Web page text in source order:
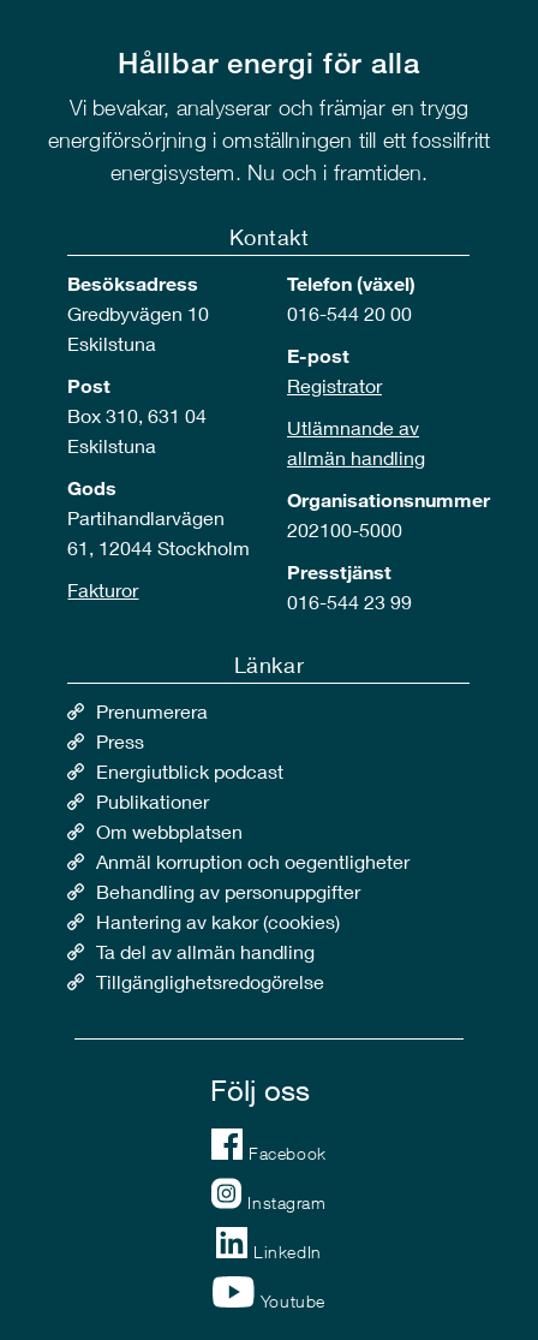
Hållbar energi för alla
Vi bevakar, analyserar och främjar en trygg
energiförsörjning i omställningen till ett fossilfritt
energisystem. Nu och i framtiden.
Kontakt
Besöksadress
Gredbyvägen 10
Eskilstuna
Post
Box 310, 631 04
Eskilstuna
Gods
Partihandlarvägen
61, 12044 Stockholm
Fakturor
Telefon (växel)
016-544 20 00
E-post
Registrator
Utlämnande av
allmän handling
Organisationsnummer
202100-5000
Presstjänst
016-544 23 99
Länkar
Prenumerera
Press
Energiutblick podcast
Publikationer
Om webbplatsen
Anmäl korruption och oegentligheter
Behandling av personuppgifter
Hantering av kakor (cookies)
Ta del av allmän handling
Tillgänglighetsredogörelse
Följ oss
Facebook
Instagram
LinkedIn
Youtube